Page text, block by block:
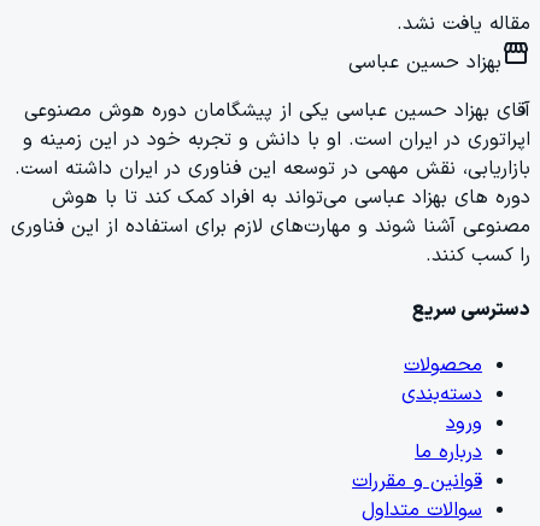
مقاله یافت نشد.
storefrontبهزاد حسین عباسی
آقای بهزاد حسین عباسی یکی از پیشگامان دوره هوش مصنوعی
اپراتوری در ایران است. او با دانش و تجربه خود در این زمینه و
بازاریابی، نقش مهمی در توسعه این فناوری در ایران داشته است.
دوره های بهزاد عباسی می‌تواند به افراد کمک کند تا با هوش
مصنوعی آشنا شوند و مهارت‌های لازم برای استفاده از این فناوری
را کسب کنند.
دسترسی سریع
محصولات
دسته‌بندی
ورود
درباره ما
قوانین و مقررات
سوالات متداول